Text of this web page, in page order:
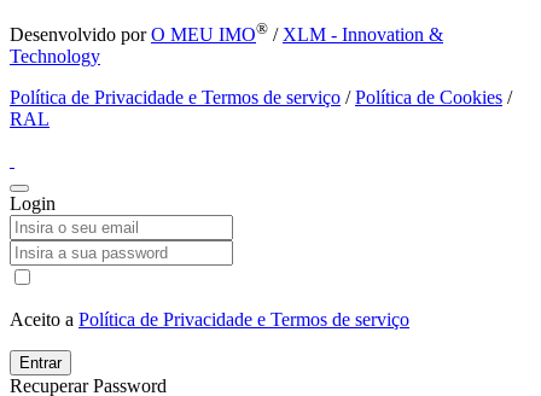
Desenvolvido porO MEU IMO® / XLM - Innovation &
Technology
Política de Privacidade e Termos de serviço /Política de Cookies /
RAL
Login
Aceito a Política de Privacidade e Termos de serviço
Entrar
Recuperar Password